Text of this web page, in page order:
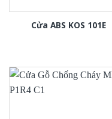
Cửa ABS KOS 101E